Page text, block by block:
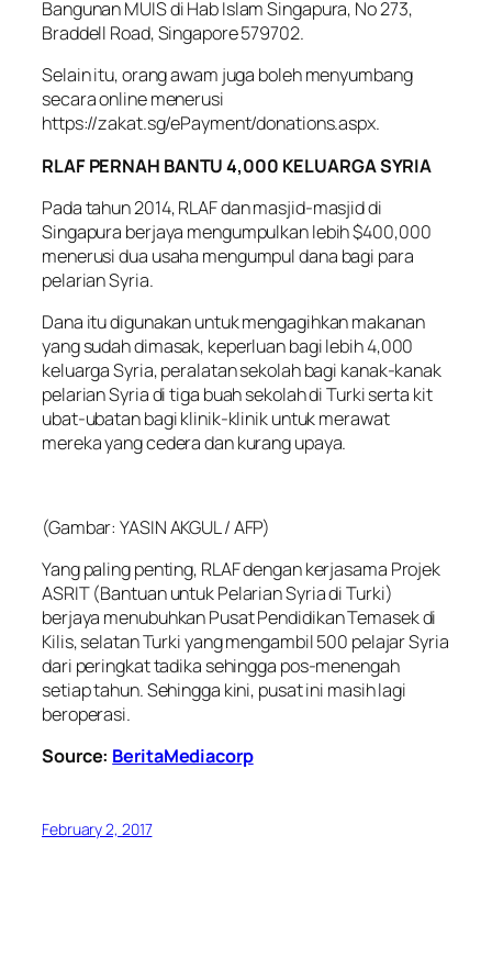
Bangunan MUIS di Hab Islam Singapura, No 273,
Braddell Road, Singapore 579702.
Selain itu, orang awam juga boleh menyumbang
secara online menerusi
https://zakat.sg/ePayment/donations.aspx.
RLAF PERNAH BANTU 4,000 KELUARGA SYRIA
Pada tahun 2014, RLAF dan masjid-masjid di
Singapura berjaya mengumpulkan lebih $400,000
menerusi dua usaha mengumpul dana bagi para
pelarian Syria.
Dana itu digunakan untuk mengagihkan makanan
yang sudah dimasak, keperluan bagi lebih 4,000
keluarga Syria, peralatan sekolah bagi kanak-kanak
pelarian Syria di tiga buah sekolah di Turki serta kit
ubat-ubatan bagi klinik-klinik untuk merawat
mereka yang cedera dan kurang upaya.
(Gambar: YASIN AKGUL / AFP)
Yang paling penting, RLAF dengan kerjasama Projek
ASRIT (Bantuan untuk Pelarian Syria di Turki)
berjaya menubuhkan Pusat Pendidikan Temasek di
Kilis, selatan Turki yang mengambil 500 pelajar Syria
dari peringkat tadika sehingga pos-menengah
setiap tahun. Sehingga kini, pusat ini masih lagi
beroperasi.
Source: BeritaMediacorp
February 2, 2017